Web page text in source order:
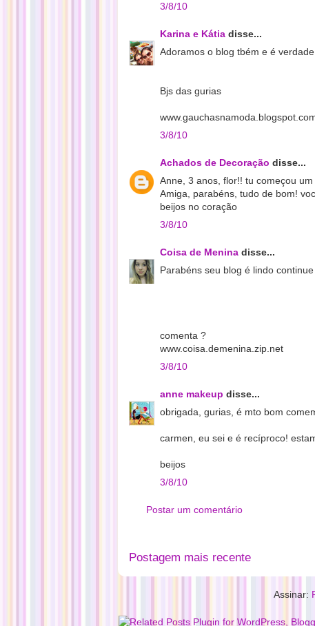
3/8/10
Karina e Kátia disse...
Adoramos o blog tbém e é
Bjs das gurias
3/8/10
Achados de Decoração disse...
Anne, 3 anos, flor!! tu começou
Amiga, parabéns, tudo de bom!
beijos no coração
3/8/10
Coisa de Menina disse...
Parabéns seu blog é lindo
comenta ?
www.coisa.demenina.zip.net
3/8/10
anne makeup disse...
obrigada, gurias, é mto bom
carmen, eu sei e é recíproco!
beijos
3/8/10
Postar um comentário
Postagem mais recente
Assinar: